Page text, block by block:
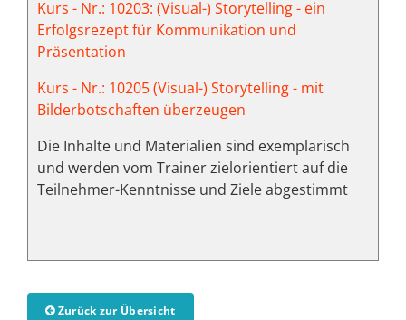
Kurs - Nr.: 10203: (Visual-) Storytelling - ein
Erfolgsrezept für Kommunikation und
Präsentation
Kurs - Nr.: 10205 (Visual-) Storytelling - mit
Bilderbotschaften überzeugen
Die Inhalte und Materialien sind exemplarisch
und werden vom Trainer zielorientiert auf die
Teilnehmer-Kenntnisse und Ziele abgestimmt
Zurück zur Übersicht